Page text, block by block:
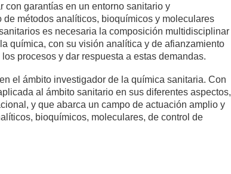
con garantías en un entorno sanitario y
métodos analíticos, bioquímicos y moleculares
es necesaria la composición multidisciplinar
química, con su visión analítica y de afianzamiento
procesos y dar respuesta a estas demandas.
el ámbito investigador de la química sanitaria. Con
al ámbito sanitario en sus diferentes aspectos,
y que abarca un campo de actuación amplio y
bioquímicos, moleculares, de control de